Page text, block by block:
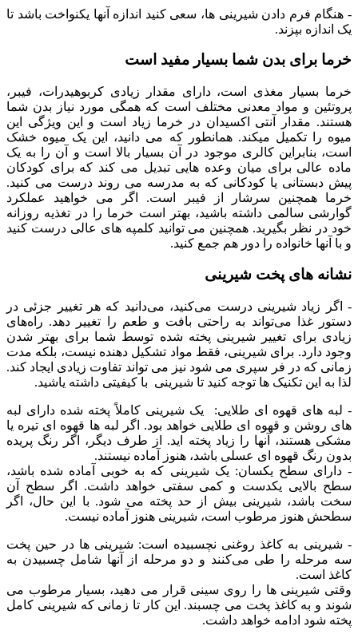
- هنگام فرم دادن شیرینی ها، سعی کنید اندازه آنها یکنواخت باشد تا
یک اندازه بپزند.
خرما برای بدن شما بسیار مفید است
خرما بسیار مغذی است، دارای مقدار زیادی کربوهیدرات، فیبر،
پروتئین و مواد معدنی مختلف است که همگی مورد نیاز بدن شما
هستند. مقدار آنتی اکسیدان در خرما زیاد است و این ویژگی این
میوه را تکمیل میکند. همانطور که می دانید، این یک میوه خشک
است، بنابراین کالری موجود در آن بسیار بالا است و آن را به یک
ماده عالی برای میان وعده هایی تبدیل می کند که برای کودکان
پیش دبستانی یا کودکانی که به مدرسه می روند درست می کنید.
خرما همچنین سرشار از فیبر است. اگر می خواهید عملکرد
گوارشی سالمی داشته باشید، بهتر است خرما را در تغذیه روزانه
خود در نظر بگیرید. همچنین می توانید کلمپه های عالی درست کنید
و با آنها خانواده را دور هم جمع کنید.
نشانه های پخت شیرینی
- اگر زیاد شیرینی درست می‌کنید، می‌دانید که هر تغییر جزئی در
دستور غذا می‌تواند به راحتی بافت و طعم را تغییر دهد. راه‌های
زیادی برای تغییر شیرینی پخته شده توسط شما برای بهتر شدن
وجود دارد. برای شیرینی، فقط مواد تشکیل دهنده نیست، بلکه مدت
زمانی که در فر سپری می شود نیز می تواند تفاوت زیادی ایجاد کند.
لذا به این تکنیک ها توجه کنید تا شیرینی با کیفیتی داشته یاشید.
- لبه های قهوه ای طلایی: یک شیرینی کاملاً پخته شده دارای لبه
های روشن و قهوه ای طلایی خواهد بود. اگر لبه ها قهوه ای تیره یا
مشکی هستند، آنها را زیاد پخته اید. از طرف دیگر، اگر رنگ پریده
بدون رنگ قهوه ای عسلی باشد، هنوز آماده نیستند.
- دارای سطح یکسان: یک شیرینی که به خوبی آماده شده باشد،
سطح بالایی یکدست و کمی سفتی خواهد داشت. اگر سطح آن
سخت باشد، شیرینی بیش از حد پخته می شود. با این حال، اگر
سطحش هنوز مرطوب است، شیرینی هنوز آماده نیست.
- شیرینی به کاغذ روغنی نچسبیده است: شیرینی ها در حین پخت
سه مرحله را طی می‌کنند و دو مرحله از آنها شامل چسبیدن به
کاغذ است.
وقتی شیرینی ها را روی سینی قرار می دهید، بسیار مرطوب می
شوند و به کاغذ پخت می چسبند. این کار تا زمانی که شیرینی کامل
پخته شود ادامه خواهد داشت.